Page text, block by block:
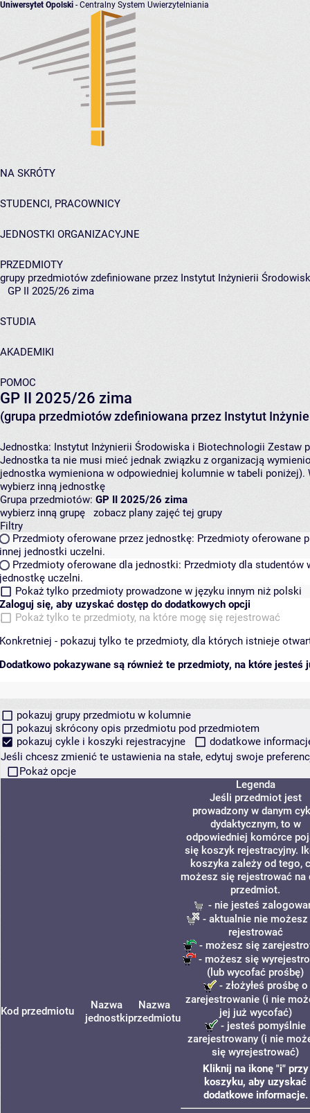
Uniwersytet Opolski - Centralny System Uwierzytelniania
NA SKRÓTY
STUDENCI, PRACOWNICY
JEDNOSTKI ORGANIZACYJNE
PRZEDMIOTY
grupy przedmiotów zdefiniowane przez Instytut Inżynierii
GP II 2025/26 zima
STUDIA
AKADEMIKI
POMOC
GP II 2025/26 zima
(grupa przedmiotów zdefiniowana przez Instytut
Jednostka: Instytut Inżynierii Środowiska i Biotechnologii Zestaw
Jednostka ta nie musi mieć jednak związku z organizacją
jednostka wymieniona w odpowiedniej kolumnie w tabeli
wybierz inną jednostkę
Grupa przedmiotów: GP II 2025/26 zima
wybierz inną grupę
zobacz plany zajęć tej grupy
Filtry
Przedmioty oferowane przez jednostkę: Przedmioty oferowane
innej jednostki uczelni.
Przedmioty oferowane dla jednostki: Przedmioty dla studentów
jednostkę uczelni.
Pokaż tylko przedmioty prowadzone w języku innym niż polski
Zaloguj się, aby uzyskać dostęp do dodatkowych opcji
Pokaż tylko te przedmioty, na które mogę się rejestrować
Konkretniej - pokazuj tylko te przedmioty, dla których istnieje
Dodatkowo pokazywane są również te przedmioty, na które jesteś
pokazuj grupy przedmiotu w kolumnie
pokazuj skrócony opis przedmiotu pod przedmiotem
pokazuj cykle i koszyki rejestracyjne
dodatkowe
Jeśli chcesz zmienić te ustawienia na stałe, edytuj swoje
Pokaż opcje
Kod przedmiotu
Nazwa
jednostki
Nazwa
przedmiotu
Legenda
Jeśli przedmiot jest
prowadzony w danym
dydaktycznym, to w
odpowiedniej komórce
się koszyk rejestracyjny.
koszyka zależy od tego,
możesz się rejestrować na
przedmiot.
- nie jesteś
- aktualnie nie możesz
rejestrować
- możesz się
- możesz się
(lub wycofać prośbę)
- złożyłeś prośbę o
zarejestrowanie (i nie
jej już wycofać)
- jesteś pomyślnie
zarejestrowany (i nie
się wyrejestrować)
Kliknij na ikonę "i" przy
koszyku, aby uzyskać
dodatkowe informacje.